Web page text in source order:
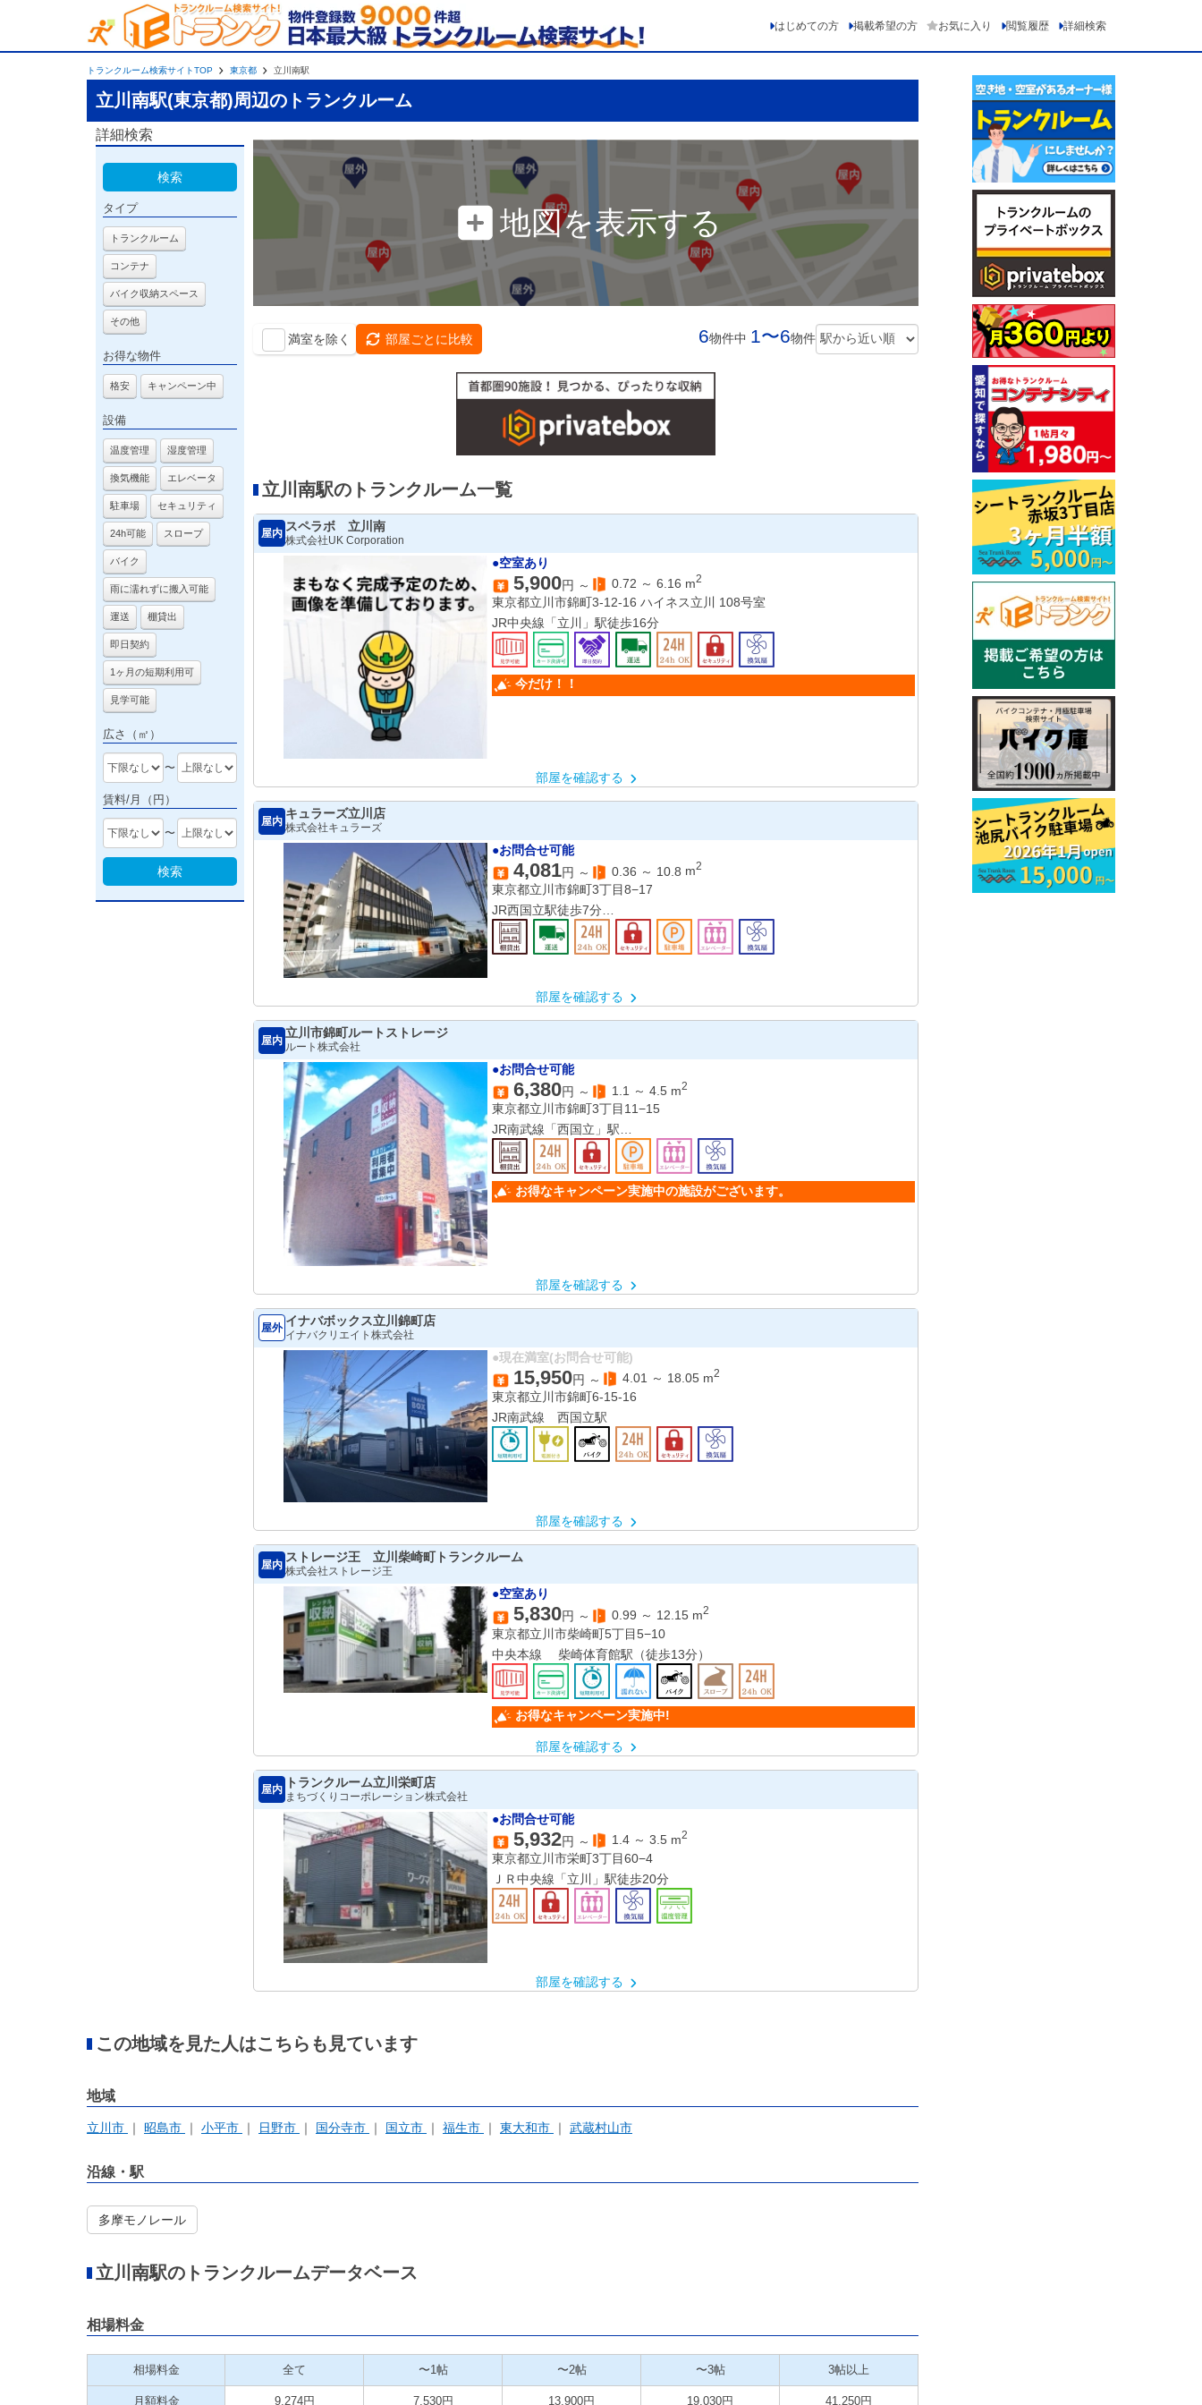
はじめての方 掲載希望の方 お気に入り 閲覧履歴 詳細検索
トランクルーム検索サイトTOP 東京都 立川南駅
立川南駅(東京都)周辺のトランクルーム
詳細検索
検索
タイプ
トランクルーム
コンテナ
バイク収納スペース
その他
お得な物件
格安 キャンペーン中
設備
温度管理 湿度管理
換気機能 エレベータ
駐車場 セキュリティ
24h可能 スロープ
バイク
雨に濡れずに搬入可能
運送 棚貸出
即日契約
1ヶ月の短期利用可
見学可能
広さ（㎡）
〜
賃料/月（円）
〜
検索
地図を表示する
満室を除く 部屋ごとに比較 6物件中 1〜6物件
立川南駅のトランクルーム一覧
屋内
スペラボ 立川南
株式会社UK Corporation
●空室あり
5,900円 ～ 0.72 ～ 6.16 m2
東京都立川市錦町3-12-16 ハイネス立川 108号室
JR中央線「立川」駅徒歩16分
今だけ！！
部屋を確認する
屋内
キュラーズ立川店
株式会社キュラーズ
●お問合せ可能
4,081円 ～ 0.36 ～ 10.8 m2
東京都立川市錦町3丁目8−17
JR西国立駅徒歩7分
JR立川駅南口徒歩10分
部屋を確認する
屋内
立川市錦町ルートストレージ
ルート株式会社
●お問合せ可能
6,380円 ～ 1.1 ～ 4.5 m2
東京都立川市錦町3丁目11−15
JR南武線「西国立」駅
JR中央線「立川」駅
お得なキャンペーン実施中の施設がございます。
部屋を確認する
屋外 イナバボックス立川錦町店
イナバクリエイト株式会社
●現在満室(お問合せ可能)
15,950円 ～ 4.01 ～ 18.05 m2
東京都立川市錦町6-15-16
JR南武線 西国立駅
部屋を確認する
屋内
ストレージ王 立川柴崎町トランクルーム
株式会社ストレージ王
●空室あり
5,830円 ～ 0.99 ～ 12.15 m2
東京都立川市柴崎町5丁目5−10
中央本線 柴崎体育館駅（徒歩13分）
お得なキャンペーン実施中!
部屋を確認する
屋内
トランクルーム立川栄町店
まちづくりコーポレーション株式会社
●お問合せ可能
5,932円 ～ 1.4 ～ 3.5 m2
東京都立川市栄町3丁目60−4
ＪＲ中央線「立川」駅徒歩20分
部屋を確認する
この地域を見た人はこちらも見ています
地域
立川市 昭島市 小平市 日野市 国分寺市 国立市 福生市 東大和市 武蔵村山市
沿線・駅
多摩モノレール
立川南駅のトランクルームデータベース
相場料金
相場料金 全て 〜1帖 〜2帖 〜3帖 3帖以上
月額料金 9,274円 7,530円 13,900円 19,030円 41,250円